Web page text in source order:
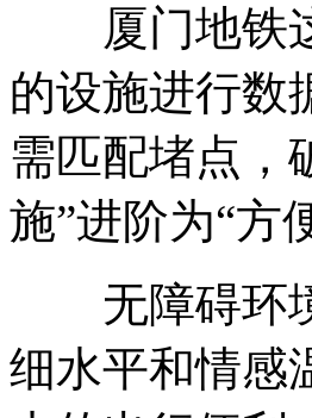
厦门地铁这
的设施进行数
需匹配堵点，
施”进阶为“方
无障碍环境
细水平和情感